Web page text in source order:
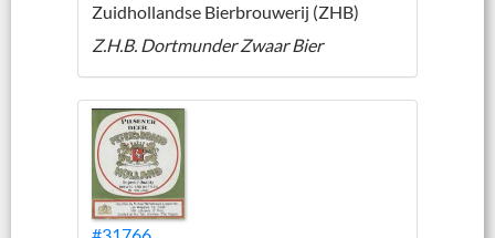
Zuidhollandse Bierbrouwerij (ZHB)
Z.H.B. Dortmunder Zwaar Bier